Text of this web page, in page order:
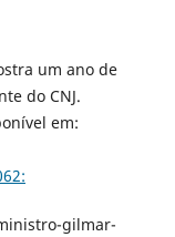
um ano de
do CNJ.
em:
gilmar-